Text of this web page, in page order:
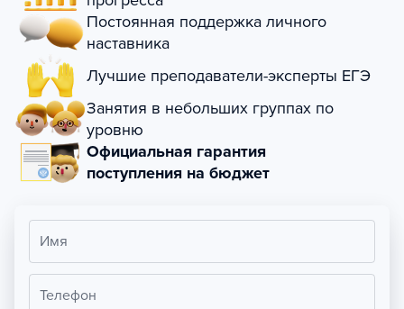
Постоянная поддержка личного
наставника
Лучшие преподаватели-эксперты ЕГЭ
Занятия в небольших группах по
уровню
Официальная гарантия
поступления на бюджет
Имя
Телефон